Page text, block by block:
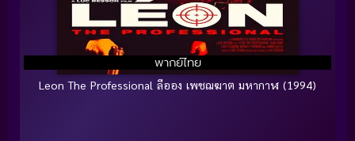
พากย์ไทย
Leon The Professional ลีออง เพชฌฆาต มหากาฬ (1994)